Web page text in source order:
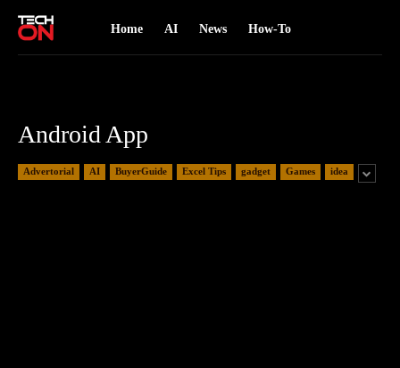
Home AI News How-To
Android App
Advertorial AI BuyerGuide Excel Tips gadget Games idea